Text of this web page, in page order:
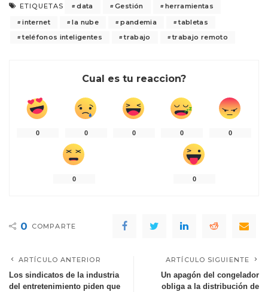
ETIQUETAS data Gestión
herramientas
internet
la nube pandemia
tabletas
teléfonos inteligentes
trabajo trabajo remoto
Cual es tu reaccion?
0 0 0 0 0
0 0
0 COMPARTE
ARTÍCULO ANTERIOR
Los sindicatos de la industria
del entretenimiento piden que
ARTÍCULO SIGUIENTE
Un apagón del congelador
obliga a la distribución de